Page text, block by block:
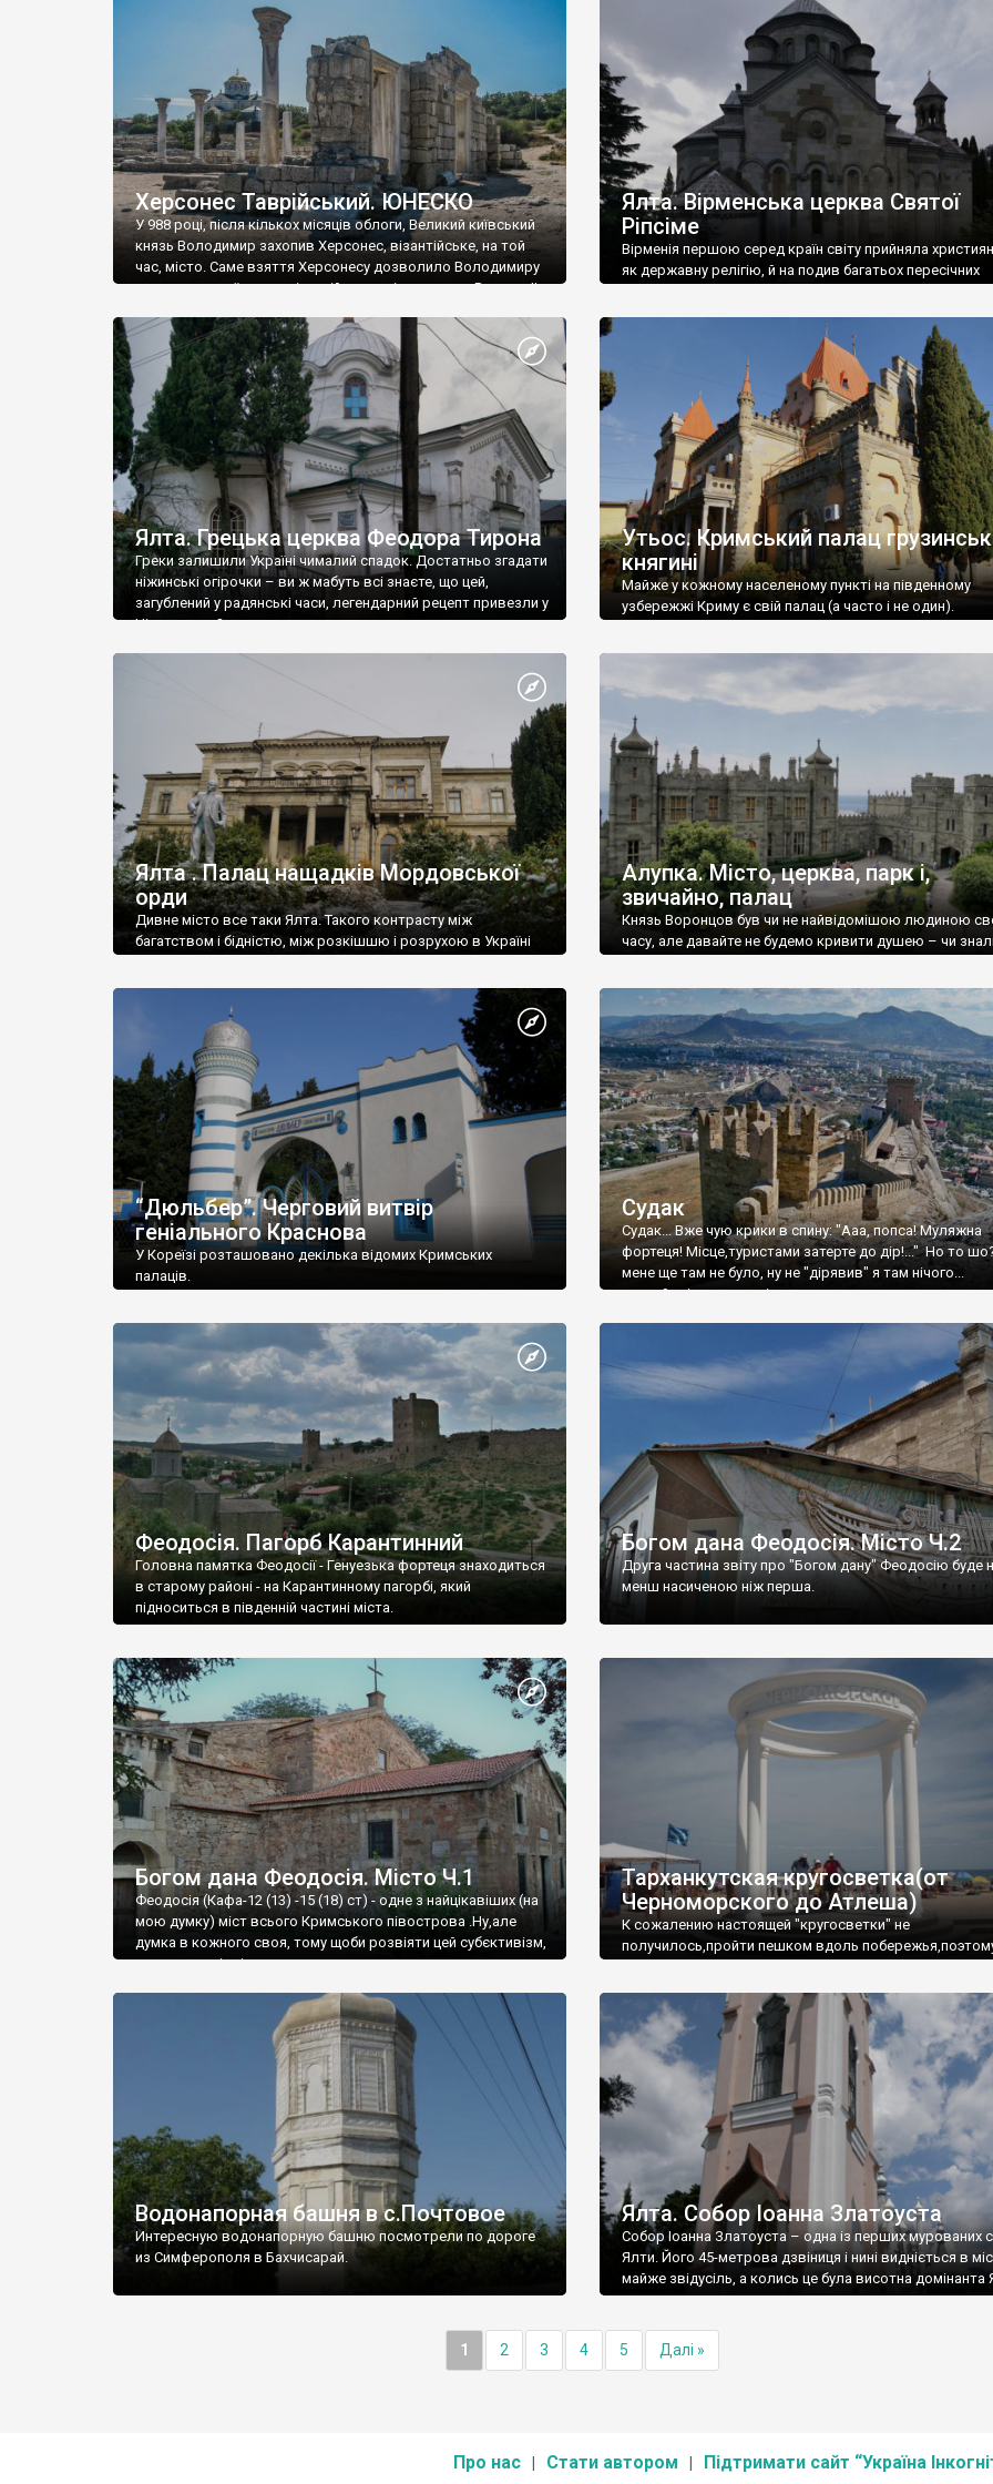
візантійської доби. Раритети викрадені з фондів об’єкту
культурної спадщини ЮНЕСКО «Херсонеса Таврійського».
Офіційно – на виставку «Золото Візантії», але експерти та
влада в Україні вважають це лише […]
називаються «повстяками» (postaki)…” “Вино. Крим
виробляє відмінне вино і його вдосталь: воно все
легке біле і дуже […]
Херсонес Таврійський. ЮНЕСКО
У 988 році, після кількох місяців облоги, Великий київський
князь Володимир захопив Херсонес, візантійське, на той
час, місто. Саме взяття Херсонесу дозволило Володимиру
диктувати свої умови візантійському імператору Василю ІІ,
Херсонесі Володимир-язичник, став Василем-
християнином. А потім було Хрещення Русі. На честь
Херсонесу Таврійського названо місто […]
Ялта. Вірменська церква Святої
Ріпсіме
Вірменія першою серед країн світу прийняла
як державну релігію, й на подив багатьох пересічних
Ялта. Грецька церква Феодора Тирона
Греки залишили Україні чималий спадок. Достатньо згадати
ніжинські огірочки – ви ж мабуть всі знаєте, що цей,
загублений у радянські часи, легендарний рецепт привезли у
Ніжин греки?
Утьос. Кримський палац
княгині
Майже у кожному населеному пункті на південному
узбережжі Криму є свій палац (а часто і не один).
Ялта . Палац нащадків Мордовської
орди
Дивне місто все таки Ялта. Такого контрасту між
багатством і бідністю, між розкішшю і розрухою в Україні
Алупка. Місто, церква, парк і,
звичайно, палац
Князь Воронцов був чи не найвідомішою людиною
часу, але давайте не будемо кривити душею – чи
“Дюльбер”. Черговий витвір
геніального Краснова
У Кореїзі розташовано декілька відомих Кримських
палаців.
Судак
Судак... Вже чую крики в спину: "Ааа, попса! Муляжна
фортеця! Місце,туристами затерте до дір!..." Но то
мене ще там не було, ну не "дірявив" я там нічого...
принаймні до цього літа.
Феодосія. Пагорб Карантинний
Головна памятка Феодосії - Генуезька фортеця знаходиться
в старому районі - на Карантинному пагорбі, який
підноситься в південній частині міста.
Богом дана Феодосія. Місто Ч.2
Друга частина звіту про "Богом дану" Феодосію буде
менш насиченою ніж перша.
Богом дана Феодосія. Місто Ч.1
Феодосія (Кафа-12 (13) -15 (18) ст) - одне з найцікавіших (на
мою думку) міст всього Кримського півострова .Ну,але
думка в кожного своя, тому щоби розвіяти цей субєктивізм,
запрошую відвідати це
Тарханкутская кругосветка(от
Черноморского до Атлеша)
К сожалению настоящей "кругосветки" не
получилось,пройти пешком вдоль
Водонапорная башня в с.Почтовое
Интересную водонапорную башню посмотрели по дороге
из Симферополя в Бахчисарай.
Ялта. Собор Іоанна Златоуста
Собор Іоанна Златоуста – одна із перших мурованих
Ялти. Його 45-метрова дзвіниця і нині видніється в
майже звідусіль, а колись це була висотна домінанта
1 2 3 4 5 Далі »
Про нас Стати автором Підтримати сайт “Україна